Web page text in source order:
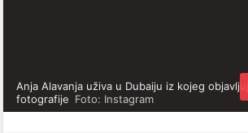
Anja Alavanja uživa u Dubaiju iz kojeg
fotografije Foto: Instagram